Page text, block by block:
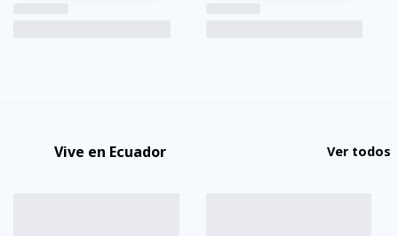
Vive en Ecuador Ver todos